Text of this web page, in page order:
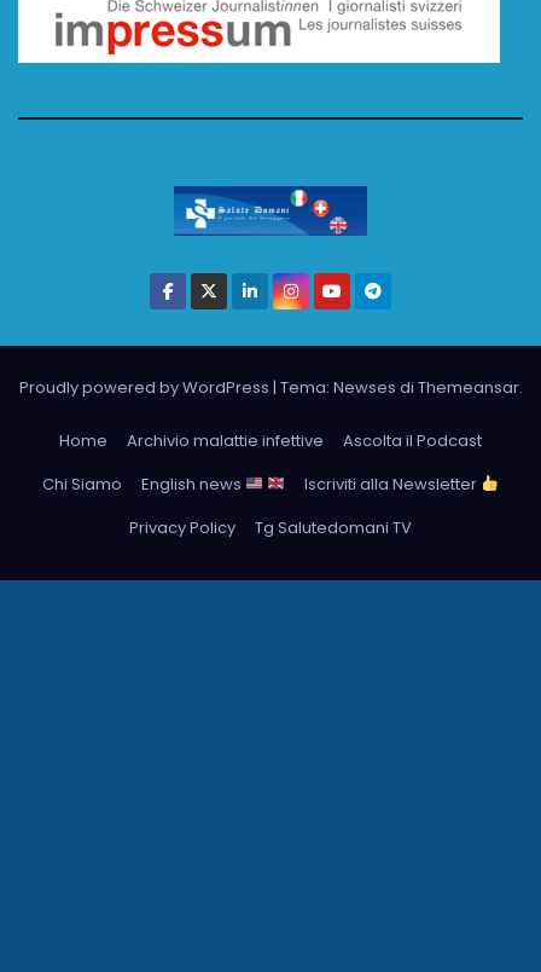
Proudly powered by WordPress | Tema: Newses di Themeansar.
Home Archivio malattie infettive
Ascolta il Podcast
Chi Siamo
English news
Iscriviti alla Newsletter
Privacy Policy
Tg Salutedomani TV